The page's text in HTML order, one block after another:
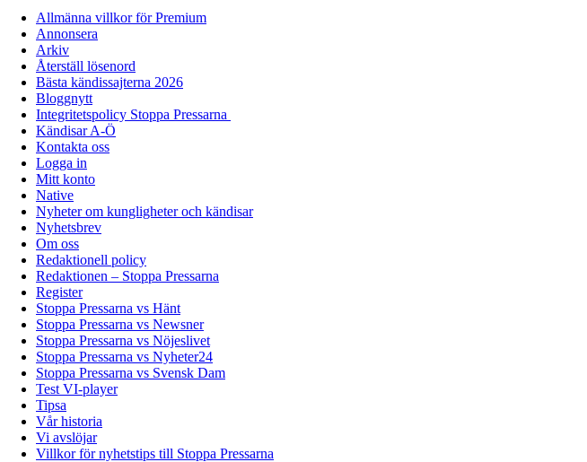
Allmänna villkor för Premium
Annonsera
Arkiv
Återställ lösenord
Bästa kändissajterna 2026
Bloggnytt
Integritetspolicy Stoppa Pressarna
Kändisar A-Ö
Kontakta oss
Logga in
Mitt konto
Native
Nyheter om kungligheter och kändisar
Nyhetsbrev
Om oss
Redaktionell policy
Redaktionen – Stoppa Pressarna
Register
Stoppa Pressarna vs Hänt
Stoppa Pressarna vs Newsner
Stoppa Pressarna vs Nöjeslivet
Stoppa Pressarna vs Nyheter24
Stoppa Pressarna vs Svensk Dam
Test VI-player
Tipsa
Vår historia
Vi avslöjar
Villkor för nyhetstips till Stoppa Pressarna